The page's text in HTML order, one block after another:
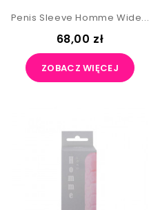
Penis Sleeve Homme Wide...
68,00 zł
ZOBACZ WIĘCEJ